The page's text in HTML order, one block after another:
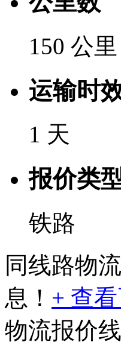
150 公里
运输时
1 天
报价类
铁路
同线路物
息！ + 查
物流报价